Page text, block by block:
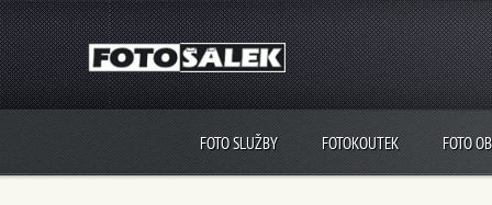
FOTO SLUŽBY FOTOKOUTEK FOTO